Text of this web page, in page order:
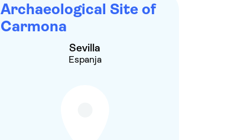
Archaeological Site of
Carmona
Sevilla
Espanja